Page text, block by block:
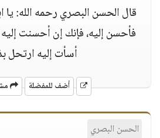
قال الحسن البصري رحمه الله:
فأحسن إليه، فإنك إن أحسنت
أسأت إليه ارتحل
أضف للمفضلة
الحسن البصري